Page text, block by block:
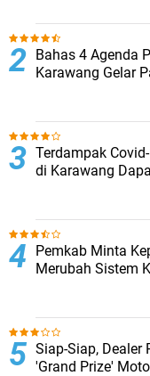
Bahas 4 Agenda
Karawang Gelar
Terdampak
di Karawang
Pemkab Minta
Merubah Sistem
Siap-Siap, Dealer
'Grand Prize'